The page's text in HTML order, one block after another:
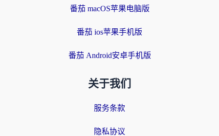
番茄 macOS苹果电脑版
番茄 ios苹果手机版
番茄 Android安卓手机版
关于我们
服务条款
隐私协议